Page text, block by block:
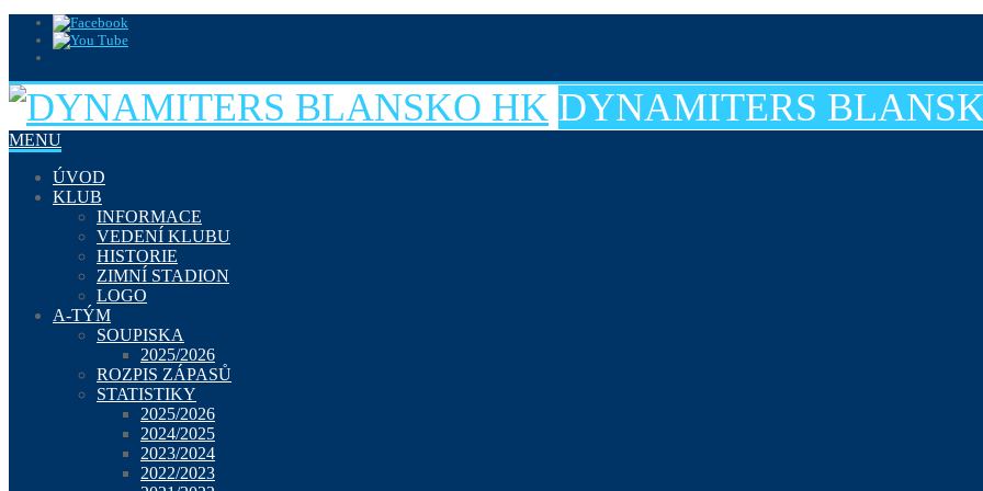
DYNAMITERS
MENU
ÚVOD
KLUB
INFORMACE
VEDENÍ KLUBU
HISTORIE
ZIMNÍ STADION
LOGO
A-TÝM
SOUPISKA
2025/2026
ROZPIS ZÁPASŮ
STATISTIKY
2025/2026
2024/2025
2023/2024
2022/2023